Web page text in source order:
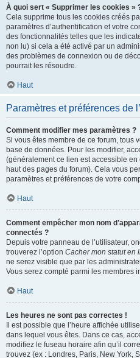
À quoi sert « Supprimer les cookies »
Cela supprime tous les cookies créés
paramètres d’authentification et votre
des fonctionnalités telles que les
non lu) si cela a été activé par un
des problèmes de connexion ou de
pourrait les résoudre.
Haut
Paramètres et préférences de
Comment modifier mes paramètres ?
Si vous êtes membre de ce forum, tous
base de données. Pour les modifier,
(généralement ce lien est accessible en
haut des pages du forum). Cela vous
paramètres et préférences de votre
Haut
Comment empêcher mon nom
connectés ?
Depuis votre panneau de l’utilisateur,
trouverez l’option Cacher mon statut en
ne serez visible que par les
Vous serez compté parmi les membres
Haut
Les heures ne sont pas correctes !
Il est possible que l’heure affichée
dans lequel vous êtes. Dans ce cas,
modifiez le fuseau horaire afin qu’il
trouvez (ex : Londres, Paris, New York,